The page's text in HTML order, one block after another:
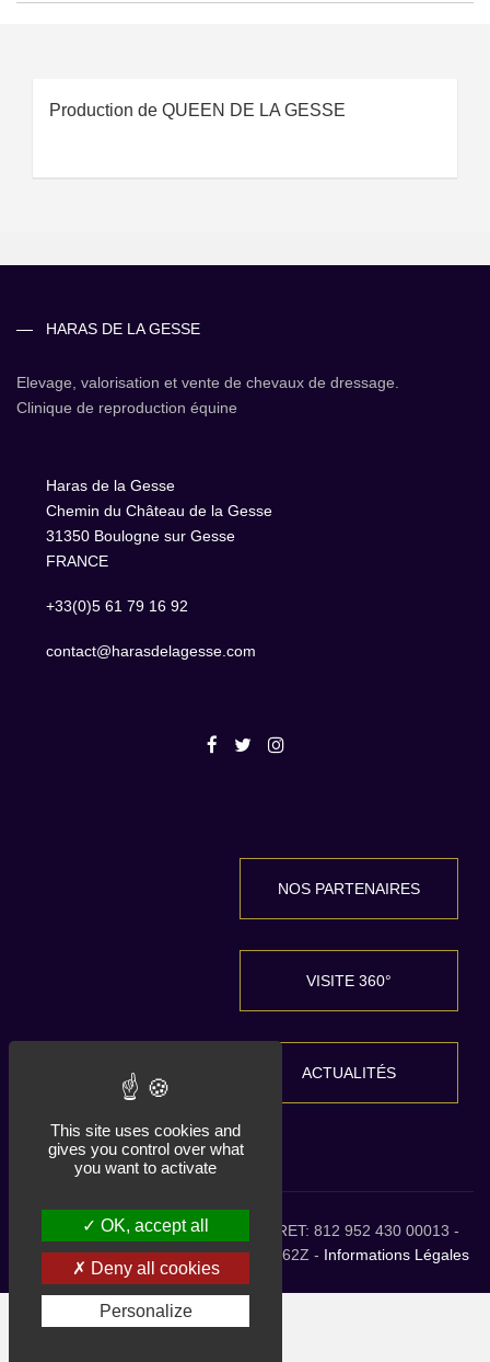
Production de QUEEN DE LA GESSE
HARAS DE LA GESSE
Elevage, valorisation et vente de chevaux de dressage.
Clinique de reproduction équine
Haras de la Gesse
Chemin du Château de la Gesse
31350 Boulogne sur Gesse
FRANCE
+33(0)5 61 79 16 92
contact@harasdelagesse.com
NOS PARTENAIRES
VISITE 360°
ACTUALITÉS
HDLG 2026 tous droits réservés. SIRET: 812 952 430 00013 -
RCS 515 058 998 Toulouse - NAF: 0162Z - Informations Légales
This site uses cookies and
gives you control over what
you want to activate
OK, accept all
Deny all cookies
Personalize